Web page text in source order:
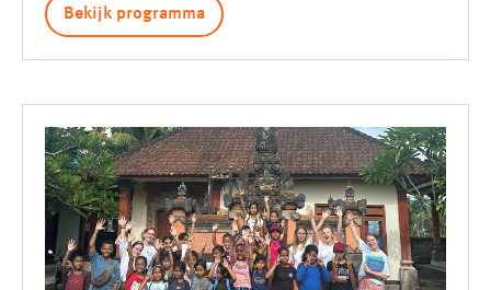
Bekijk programma